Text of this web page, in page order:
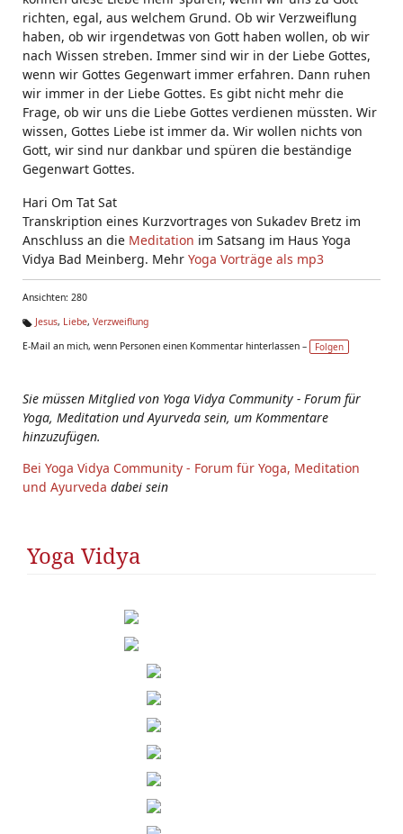
richten, egal, aus welchem Grund. Ob wir Verzweiflung
haben, ob wir irgendetwas von Gott haben wollen, ob wir
nach Wissen streben. Immer sind wir in der Liebe Gottes,
wenn wir Gottes Gegenwart immer erfahren. Dann ruhen
wir immer in der Liebe Gottes. Es gibt nicht mehr die
Frage, ob wir uns die Liebe Gottes verdienen müssten. Wir
wissen, Gottes Liebe ist immer da. Wir wollen nichts von
Gott, wir sind nur dankbar und spüren die beständige
Gegenwart Gottes.
Hari Om Tat Sat
Transkription eines Kurzvortrages von Sukadev Bretz im
Anschluss an die Meditation im Satsang im Haus Yoga
Vidya Bad Meinberg. Mehr Yoga Vorträge als mp3
Ansichten: 280
g
Jesus, Liebe, Verzweiflung
E-Mail an mich, wenn Personen einen Kommentar hinterlassen –
Folgen
Sie müssen Mitglied von Yoga Vidya Community - Forum für
Yoga, Meditation und Ayurveda sein, um Kommentare
hinzuzufügen.
Bei Yoga Vidya Community - Forum für Yoga, Meditation
und Ayurveda dabei sein
Yoga Vidya